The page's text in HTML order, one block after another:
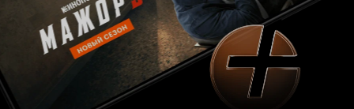
недостатках. Серьезно, я о них «забыл» сразу
же после кульминации в третьем акте. Если вы
заинтересовались фильмом, то можете сходить.
У меня лично разочарования никакого не
было. Промо вполне достоверно представляют
всю картину. И да... Идеальный вариант для
просмотра в компании с девушкой. 7 из 10